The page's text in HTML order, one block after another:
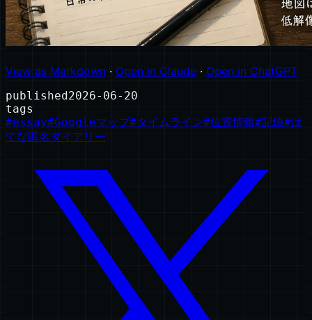
View as Markdown · Open in Claude · Open in ChatGPT
published 2026-06-20
tags
#essay#Googleマップ#タイムライン#位置情報#記憶#は
てな匿名ダイアリー